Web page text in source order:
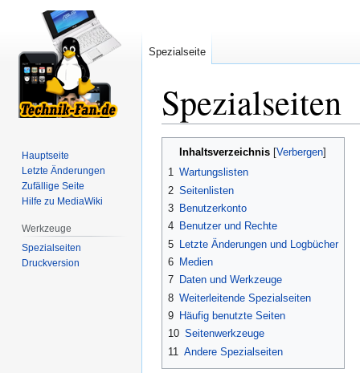
Spezialseiten
Inhaltsverzeichnis
1 Wartungslisten
2 Seitenlisten
3 Benutzerkonto
4 Benutzer und Rechte
5
Letzte Änderungen und Logbücher
6 Medien
7 Daten und Werkzeuge
8 Weiterleitende Spezialseiten
9 Häufig benutzte Seiten
10 Seitenwerkzeuge
11 Andere Spezialseiten
Spezialseite
Hauptseite
Letzte Änderungen
Zufällige Seite
Hilfe zu MediaWiki
Werkzeuge
Spezialseiten
Druckversion